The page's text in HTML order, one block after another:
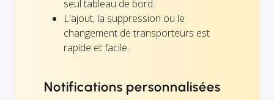
seul tableau de bord.
L'ajout, la suppression ou le
changement de transporteurs est
rapide et facile.
Notifications personnalisées